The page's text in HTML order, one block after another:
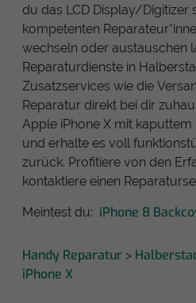
du das LCD Display/Digitizer
kompetenten
wechseln oder austauschen
Reparaturdienste in
Zusatzservices wie die
Reparatur direkt bei dir
Apple iPhone X mit
und erhalte es voll
zurück. Profitiere von den
kontaktiere einen
Meintest du: iPhone 8
Handy Reparatur >
iPhone X